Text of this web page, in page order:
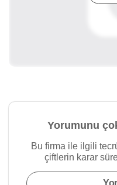
Yorumunu
Bu firma ile ilgili
çiftlerin karar